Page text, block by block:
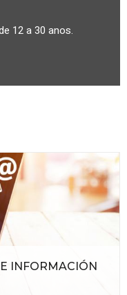
12 a 30 anos.
INFORMACIÓN